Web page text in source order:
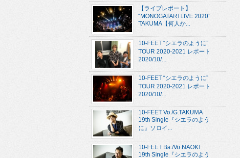
【ライブレポート】
“MONOGATARI LIVE 2020”
TAKUMA【何人か...
10-FEET “シエラのように”
TOUR 2020-2021 レポート
2020/10/...
10-FEET “シエラのように”
TOUR 2020-2021 レポート
2020/10/...
10-FEET Vo./G.TAKUMA
19th Single『シエラのよう
に』ソロイ...
10-FEET Ba./Vo.NAOKI
19th Single『シエラのよう